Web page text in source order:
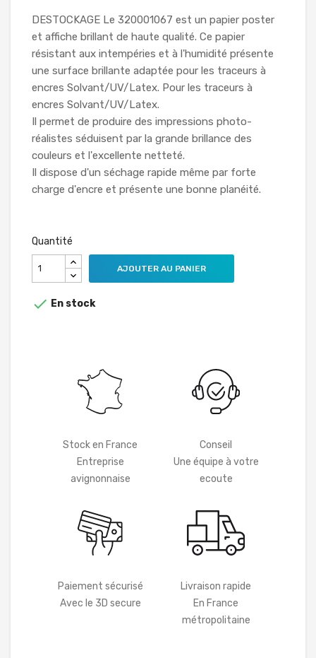
DESTOCKAGE Le 320001067 est un papier poster
et affiche brillant de haute qualité. Ce papier
résistant aux intempéries et à l'humidité présente
une surface brillante adaptée pour les traceurs à
encres Solvant/UV/Latex. Pour les traceurs à
encres Solvant/UV/Latex.
Il permet de produire des impressions photo-
réalistes séduisent par la grande brillance des
couleurs et l'excellente netteté.
Il dispose d'un séchage rapide même par forte
charge d'encre et présente une bonne planéité.
Quantité
AJOUTER AU PANIER
 En stock
Stock en France
Entreprise
avignonnaise
Conseil
Une équipe à votre
ecoute
Paiement sécurisé
Avec le 3D secure
Livraison rapide
En France
métropolitaine